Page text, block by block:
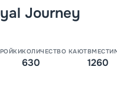
Journey
КОЛИЧЕСТВО КАЮТ
630 1260